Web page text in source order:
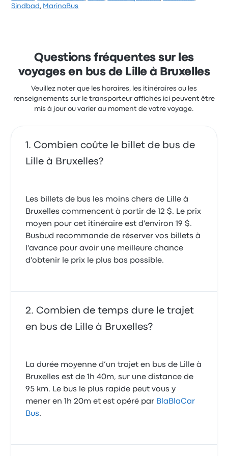
plus nous avons eu droit à une musique douce très
le bus est propre,le chauffeur conduit avec un grand
decipline.esperant avoir le portunité de prendre
votre bus une autre fois. merci et continuer comme
Sur un total de 1530 avis, la compagnie a reçu la note
Flibco Lille Bruxelles avis clients
récents
Très bonne expérience
5.0 sur 5 étoiles
Rachid D.
16 octobre 2024
5.0 sur 5 étoiles
2 août 2022
Sindbad , MarinoBus
Questions fréquentes sur les
voyages en bus de Lille à Bruxelles
Veuillez noter que les horaires, les itinéraires ou les
renseignements sur le transporteur affichés ici peuvent être
mis à jour ou varier au moment de votre voyage.
Combien coûte le billet de bus de
Lille à Bruxelles?
Les billets de bus les moins chers de Lille à
Bruxelles commencent à partir de 12 $. Le prix
moyen pour cet itinéraire est d'environ 19 $.
Busbud recommande de réserver vos billets à
l'avance pour avoir une meilleure chance
d'obtenir le prix le plus bas possible.
Combien de temps dure le trajet
en bus de Lille à Bruxelles?
La durée moyenne d’un trajet en bus de Lille à
Bruxelles est de 1h 40m, sur une distance de
95 km. Le bus le plus rapide peut vous y
mener en 1h 20m et est opéré par BlaBlaCar
Bus.